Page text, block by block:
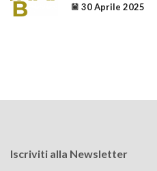
30 Aprile 2025
Iscriviti alla Newsletter